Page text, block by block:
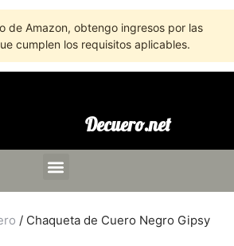
de Amazon, obtengo ingresos por las
cumplen los requisitos aplicables.
Decuero.net
/ Chaqueta de Cuero Negro Gipsy